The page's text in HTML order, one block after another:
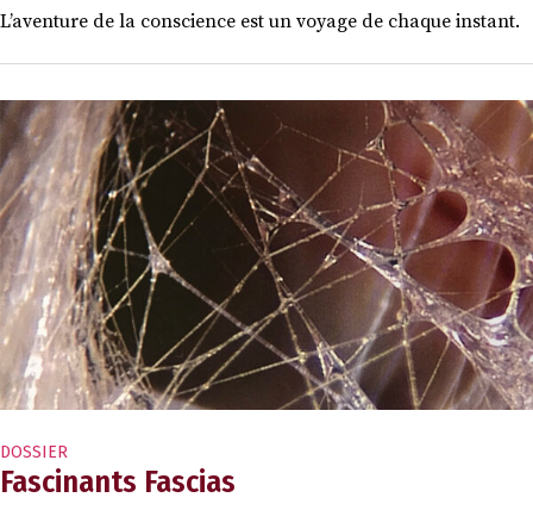
L’aventure de la conscience est un voyage de chaque instant.
DOSSIER
Fascinants Fascias